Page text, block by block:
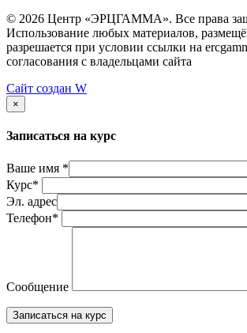
© 2026 Центр «ЭРЦГАММА». Все права
Использование любых материалов,
разрешается при условии ссылки на
согласования с владельцами сайта
Сайт создан W
×
Записаться на курс
Ваше имя *
Курс*
Эл. адрес
Телефон*
Сообщение